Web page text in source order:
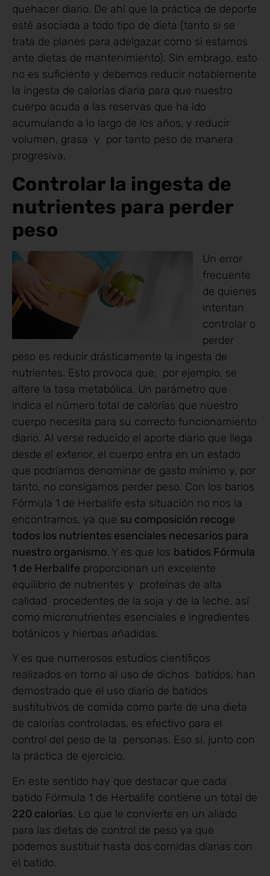
quehacer diario. De ahí que la práctica de deporte
esté asociada a todo tipo de dieta (tanto si se
trata de planes para adelgazar como si estamos
ante dietas de mantenimiento). Sin embrago, esto
no es suficiente y debemos reducir notablemente
la ingesta de calorías diaria para que nuestro
cuerpo acuda a las reservas que ha ido
acumulando a lo largo de los años, y reducir
volumen, grasa y por tanto peso de manera
progresiva.
Controlar la ingesta de
nutrientes para perder
peso
Un error
frecuente
de quienes
intentan
controlar o
perder
peso es reducir drásticamente la ingesta de
nutrientes. Esto provoca que, por ejemplo, se
altere la tasa metabólica. Un parámetro que
indica el número total de calorías que nuestro
cuerpo necesita para su correcto funcionamiento
diario. Al verse reducido el aporte diario que llega
desde el exterior, el cuerpo entra en un estado
que podríamos denominar de gasto mínimo y, por
tanto, no consigamos perder peso. Con los barios
Fórmula 1 de Herbalife esta situación no nos la
encontramos, ya que su composición recoge
todos los nutrientes esenciales necesarios para
nuestro organismo. Y es que los batidos Fórmula
1 de Herbalife proporcionan un excelente
equilibrio de nutrientes y proteínas de alta
calidad procedentes de la soja y de la leche, así
como micronutrientes esenciales e ingredientes
botánicos y hierbas añadidas.
Y es que numerosos estudios científicos
realizados en torno al uso de dichos batidos, han
demostrado que el uso diario de batidos
sustitutivos de comida como parte de una dieta
de calorías controladas, es efectivo para el
control del peso de la personas. Eso sí, junto con
la práctica de ejercicio.
En este sentido hay que destacar que cada
batido Fórmula 1 de Herbalife contiene un total de
220 calorías. Lo que le convierte en un aliado
para las dietas de control de peso ya que
podemos sustituir hasta dos comidas diarias con
el batido.